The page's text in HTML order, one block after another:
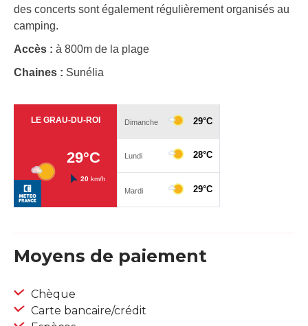
des concerts sont également régulièrement organisés au
camping.
Accès : à 800m de la plage
Chaines : Sunélia
Moyens de paiement
Chèque
Carte bancaire/crédit